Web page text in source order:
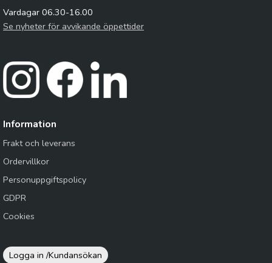
Vardagar 06.30-16.00
Se nyheter för avvikande öppettider
Information
Frakt och leverans
Ordervillkor
Personuppgiftspolicy
GDPR
Cookies
Logga in /Kundansökan